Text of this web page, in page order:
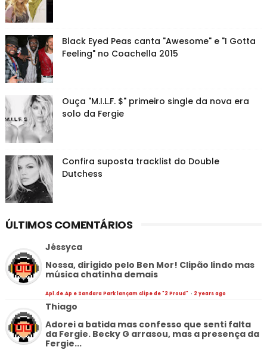
Black Eyed Peas canta "Awesome" e "I Gotta
Feeling" no Coachella 2015
Ouça "M.I.L.F. $" primeiro single da nova era
solo da Fergie
Confira suposta tracklist do Double
Dutchess
ÚLTIMOS COMENTÁRIOS
Jéssyca
Nossa, dirigido pelo Ben Mor! Clipão lindo mas
música chatinha demais
Apl.de.Ap e Sandara Park lançam clipe de "2 Proud" · 2 years ago
Thiago
Adorei a batida mas confesso que senti falta
da Fergie. Becky G arrasou, mas a presença da
Fergie...